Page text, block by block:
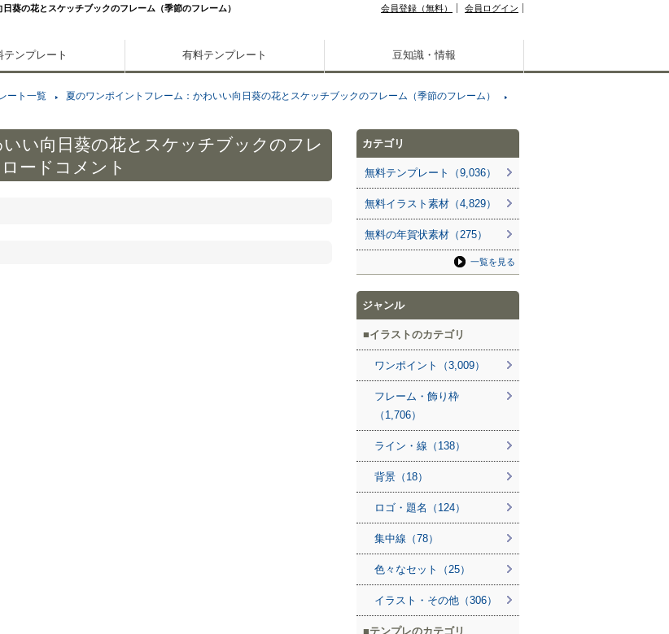
葵の花とスケッチブックのフレーム（季節のフレーム） 会員登録（無料） 会員ログイン
テンプレート 有料テンプレート 豆知識・情報
ート一覧
夏のワンポイントフレーム：かわいい向日葵の花とスケッチブックのフレーム（季節のフレーム）
い向日葵の花とスケッチブックのフレ
ードコメント
カテゴリ
無料テンプレート（9,036）
無料イラスト素材（4,829）
無料の年賀状素材（275）
一覧を見る
ジャンル
イラストのカテゴリ
ワンポイント（3,009）
フレーム・飾り枠
（1,706）
ライン・線（138）
背景（18）
ロゴ・題名（124）
集中線（78）
色々なセット（25）
イラスト・その他（306）
テンプレのカテゴリ